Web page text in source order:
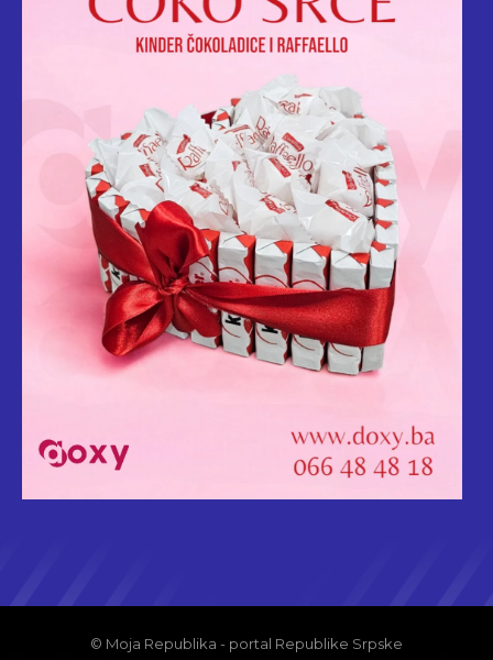
© Moja Republika - portal Republike Srpske